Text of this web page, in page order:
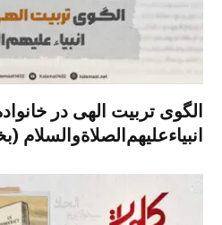
الگوی تربیت الهی در
انبیاءعلیهم‌الصلاةو‌السلام